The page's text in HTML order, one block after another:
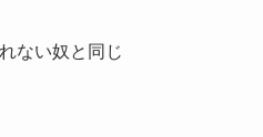
ない奴と同じ